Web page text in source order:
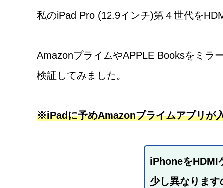
私のiPad Pro (12.9インチ)第４世代を
AmazonプライムやAPPLE Booksをミラ
検証してみました。
※iPadに予めAmazonプライムアプリが
iPhoneをHDMI
少し異なりま